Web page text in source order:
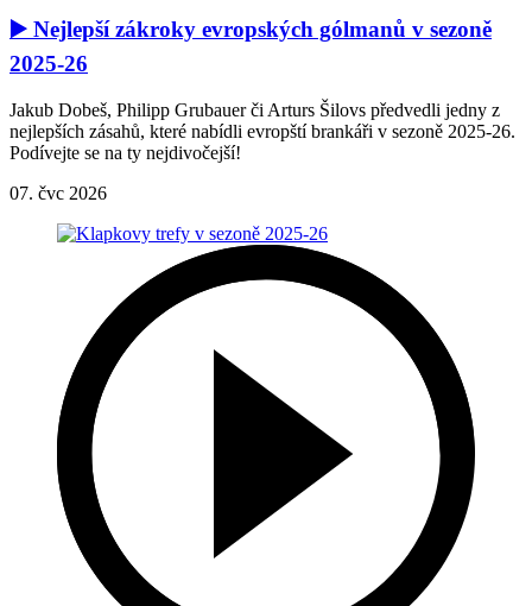
▶️ Nejlepší zákroky evropských gólmanů v sezoně
2025-26
Jakub Dobeš, Philipp Grubauer či Arturs Šilovs předvedli jedny z
nejlepších zásahů, které nabídli evropští brankáři v sezoně 2025-26.
Podívejte se na ty nejdivočejší!
07. čvc 2026